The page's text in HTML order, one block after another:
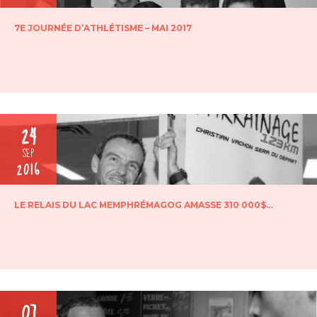
7E JOURNÉE D’ATHLÉTISME – MAI 2017
24
SEP
2016
LE RELAIS DU LAC MEMPHRÉMAGOG AMASSE 310 000$…